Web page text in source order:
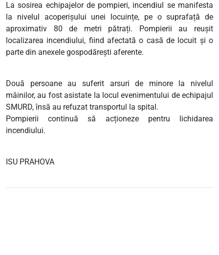
La sosirea echipajelor de pompieri, incendiul se manifesta
la nivelul acoperișului unei locuințe, pe o suprafață de
aproximativ 80 de metri pătrați. Pompierii au reușit
localizarea incendiului, fiind afectată o casă de locuit și o
parte din anexele gospodărești aferente.
Două persoane au suferit arsuri de minore la nivelul
mâinilor, au fost asistate la locul evenimentului de echipajul
SMURD, însă au refuzat transportul la spital.
Pompierii continuă să acționeze pentru lichidarea
incendiului.
ISU PRAHOVA